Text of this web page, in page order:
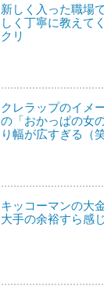
新しく入った職場
しく丁寧に教えて
クリ
クレラップのイメ
の「おかっぱの女
り幅が広すぎる（笑
キッコーマンの大
大手の余裕すら感